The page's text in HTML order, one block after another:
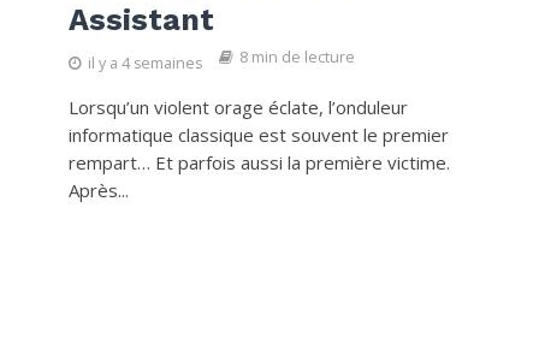
Assistant
il y a 4 semaines 8 min de lecture
Lorsqu’un violent orage éclate, l’onduleur
informatique classique est souvent le premier
rempart… Et parfois aussi la première victime.
Après...